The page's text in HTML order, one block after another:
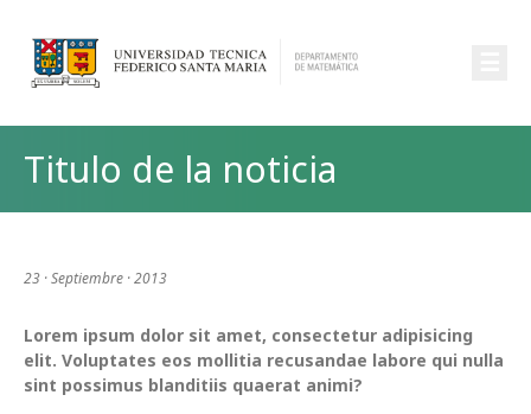
Titulo de la noticia
23 · Septiembre · 2013
Lorem ipsum dolor sit amet, consectetur adipisicing
elit. Voluptates eos mollitia recusandae labore qui nulla
sint possimus blanditiis quaerat animi?